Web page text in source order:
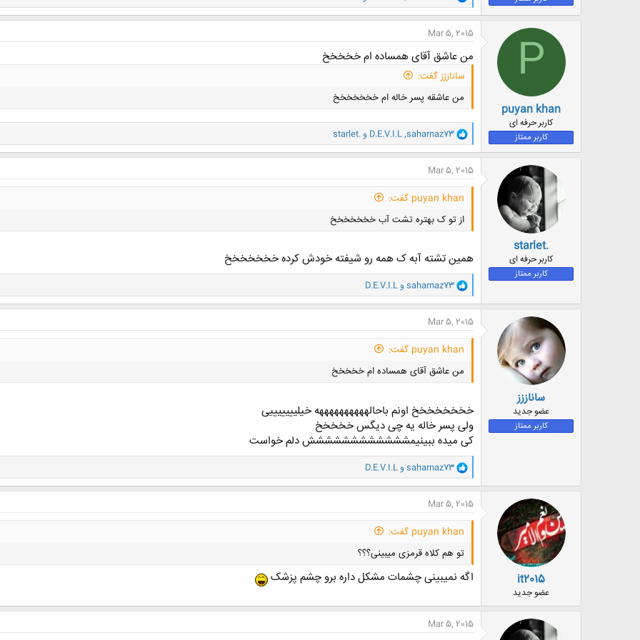
ا
ک
ش
ه
ا
:
P
puyan khan
کاربر حرفه ای
کاربر ممتاز
Mar 5, 2015
من عاشق آقای همساده ام خخخخخ
ساناززز گفت:
من عاشقه پسر خاله ام خخخخخخخ
و
ا
ک
ش
ا
saharnaz73
,
D.E.V.I.L و starlet.
starlet.
کاربر حرفه ای
کاربر ممتاز
Mar 5, 2015
puyan khan گفت:
از تو ک بهتره تشت آب خخخخخخخ
کلیک کنید تا باز شود...
همین تشته آبه ک همه رو شیفته خودش کرده خخخخخخخ
و
ا
ک
ش
ا
saharnaz73 وD.E.V.I.L
ساناززز
عضو جدید
کاربر ممتاز
Mar 5, 2015
puyan khan گفت:
من عاشق آقای همساده ام خخخخخ
خخخخخخخخ اونم باحالههههههههههه خیلیییییییی
ولی پسر خاله یه چی دیگس خخخخخ
کی میده ببینیمشششششششششششش دلم خواست
و
ا
ک
ش
ا
saharnaz73 و D.E.V.I.L
it2015
عضو جدید
Mar 5, 2015
puyan khan گفت:
تو هم کلاه قرمزی میبینی؟؟؟
اگه نمیبینی چشمات مشکل داره برو چشم پزشک
Mar 5, 2015